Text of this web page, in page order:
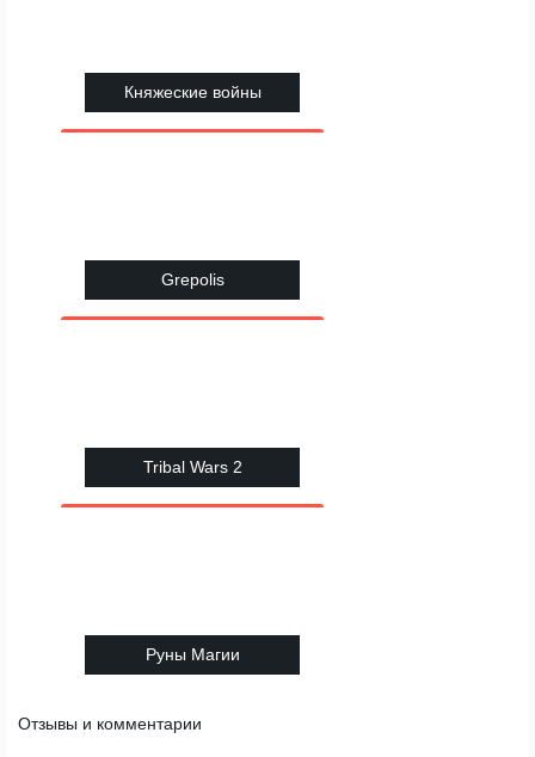
Княжеские войны
Grepolis
Tribal Wars 2
Руны Магии
Отзывы и комментарии